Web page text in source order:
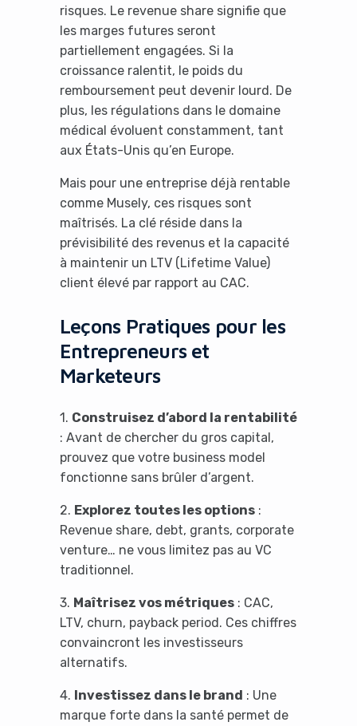
risques. Le revenue share signifie que
les marges futures seront
partiellement engagées. Si la
croissance ralentit, le poids du
remboursement peut devenir lourd. De
plus, les régulations dans le domaine
médical évoluent constamment, tant
aux États-Unis qu’en Europe.
Mais pour une entreprise déjà rentable
comme Musely, ces risques sont
maîtrisés. La clé réside dans la
prévisibilité des revenus et la capacité
à maintenir un LTV (Lifetime Value)
client élevé par rapport au CAC.
Leçons Pratiques pour les
Entrepreneurs et
Marketeurs
1. Construisez d’abord la rentabilité
: Avant de chercher du gros capital,
prouvez que votre business model
fonctionne sans brûler d’argent.
2. Explorez toutes les options:
Revenue share, debt, grants, corporate
venture… ne vous limitez pas au VC
traditionnel.
3. Maîtrisez vos métriques: CAC,
LTV, churn, payback period. Ces chiffres
convaincront les investisseurs
alternatifs.
4. Investissez dans le brand : Une
marque forte dans la santé permet de